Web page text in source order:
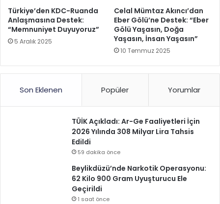
Türkiye’den KDC-Ruanda
Anlaşmasına Destek:
“Memnuniyet Duyuyoruz”
5 Aralık 2025
Celal Mümtaz Akıncı’dan
Eber Gölü’ne Destek: “Eber
Gölü Yaşasın, Doğa
Yaşasın, İnsan Yaşasın”
10 Temmuz 2025
Son Eklenen Popüler Yorumlar
TÜİK Açıkladı: Ar-Ge Faaliyetleri İçin
2026 Yılında 308 Milyar Lira Tahsis
Edildi
59 dakika önce
Beylikdüzü’nde Narkotik Operasyonu:
62 Kilo 900 Gram Uyuşturucu Ele
Geçirildi
1 saat önce